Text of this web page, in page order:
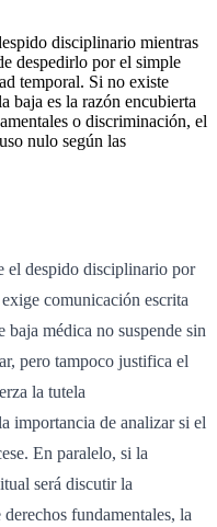
disciplinario mientras
despedirlo por el simple
temporal. Si no existe
baja es la razón encubierta
o discriminación, el
nulo según las
el despido disciplinario por
comunicación escrita
baja médica no suspende sin
pero tampoco justifica el
la tutela
importancia de analizar si el
En paralelo, si la
será discutir la
fundamentales, la